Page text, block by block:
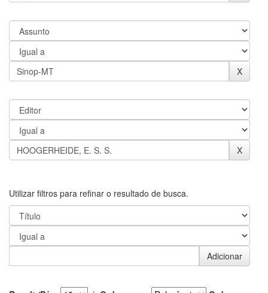
Utilizar filtros para refinar o resultado de busca.